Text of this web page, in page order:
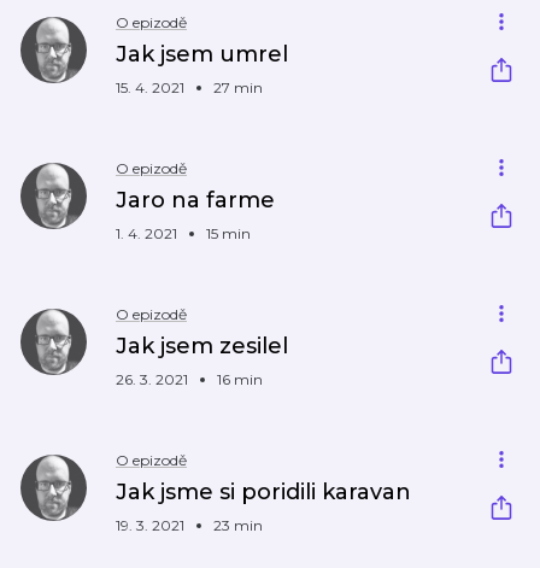
O epizodě
Jak jsem umrel
15. 4. 2021 27 min
O epizodě
Jaro na farme
1. 4. 2021 15 min
O epizodě
Jak jsem zesilel
26. 3. 2021 16 min
O epizodě
Jak jsme si poridili karavan
19. 3. 2021 23 min